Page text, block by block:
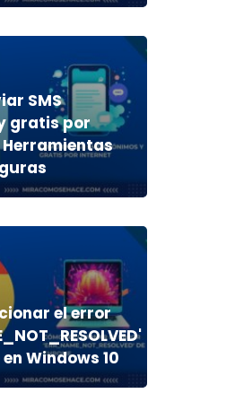
SMS
gratis por
el error
Windows 10